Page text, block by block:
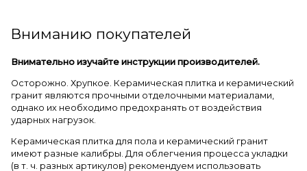
Вниманию покупателей
Внимательно изучайте инструкции производителей.
Осторожно. Хрупкое. Керамическая плитка и керамический
гранит являются прочными отделочными материалами,
однако их необходимо предохранять от воздействия
ударных нагрузок.
Керамическая плитка для пола и керамический гранит
имеют разные калибры. Для облегчения процесса укладки
(в т. ч. разных артикулов) рекомендуем использовать